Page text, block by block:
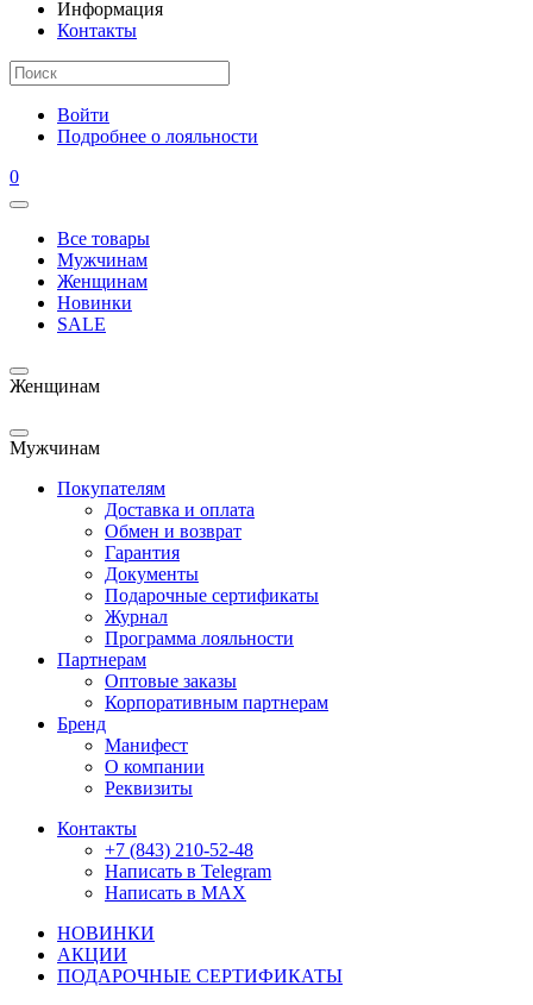
Информация
Контакты
Войти
Подробнее о лояльности
0
Все товары
Мужчинам
Женщинам
Новинки
SALE
Женщинам
Мужчинам
Покупателям
Доставка и оплата
Обмен и возврат
Гарантия
Документы
Подарочные сертификаты
Журнал
Программа лояльности
Партнерам
Оптовые заказы
Корпоративным партнерам
Бренд
Манифест
О компании
Реквизиты
Контакты
+7 (843) 210-52-48
Написать в Telegram
Написать в MAX
НОВИНКИ
АКЦИИ
ПОДАРОЧНЫЕ СЕРТИФИКАТЫ